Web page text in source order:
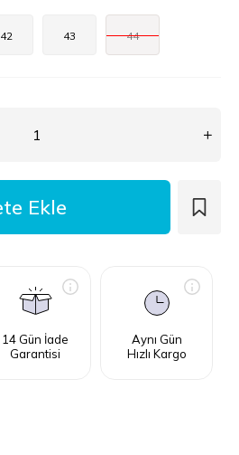
42 43 44
14 Gün İade
Garantisi
Aynı Gün
Hızlı Kargo